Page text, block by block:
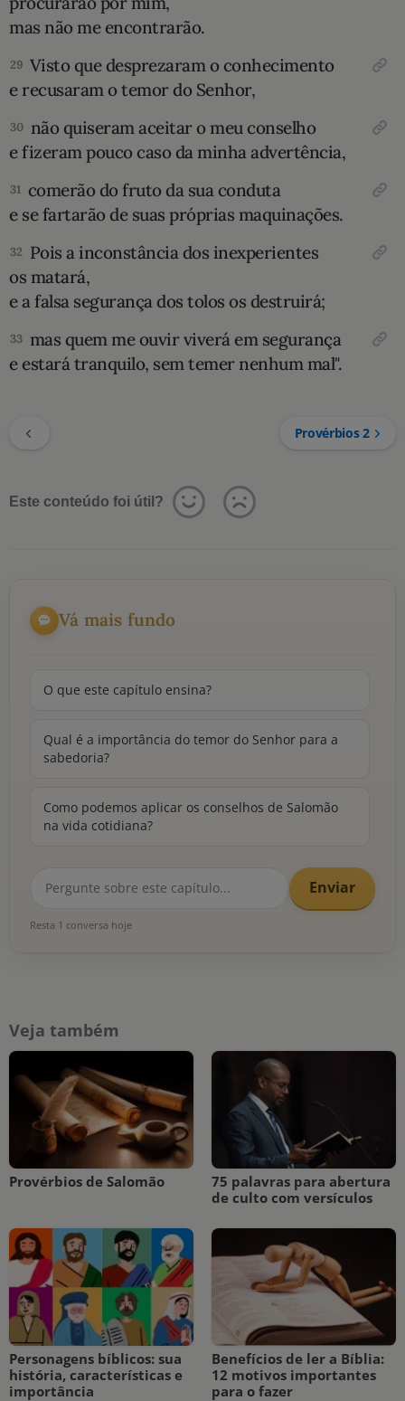
mas não me encontrarão.
29 Visto que desprezaram o conhecimento
e recusaram o temor do Senhor,
30 não quiseram aceitar o meu conselho
e fizeram pouco caso da minha advertência,
31 comerão do fruto da sua conduta
e se fartarão de suas próprias maquinações.
32 Pois a inconstância dos inexperientes
os matará,
e a falsa segurança dos tolos os destruirá;
33 mas quem me ouvir viverá em segurança
e estará tranquilo, sem temer nenhum mal".
Provérbios 2
Este conteúdo foi útil?
Vá mais fundo
O que este capítulo ensina?
Qual é a importância do temor do Senhor para a
sabedoria?
Como podemos aplicar os conselhos de Salomão
na vida cotidiana?
Enviar
Resta 1 conversa hoje
Veja também
Provérbios de Salomão
75 palavras para abertura
de culto com versículos
Personagens bíblicos: sua
história, características e
importância
Benefícios de ler a Bíblia:
12 motivos importantes
para o fazer